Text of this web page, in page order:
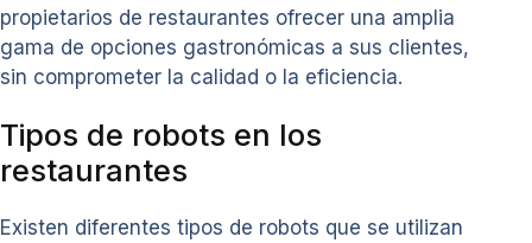
propietarios de restaurantes ofrecer una amplia
gama de opciones gastronómicas a sus clientes,
sin comprometer la calidad o la eficiencia.
Tipos de robots en los
restaurantes
Existen diferentes tipos de robots que se utilizan